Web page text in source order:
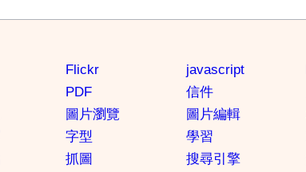
Flickr javascript
PDF 信件
圖片瀏覽 圖片編輯
字型 學習
抓圖 搜尋引擎